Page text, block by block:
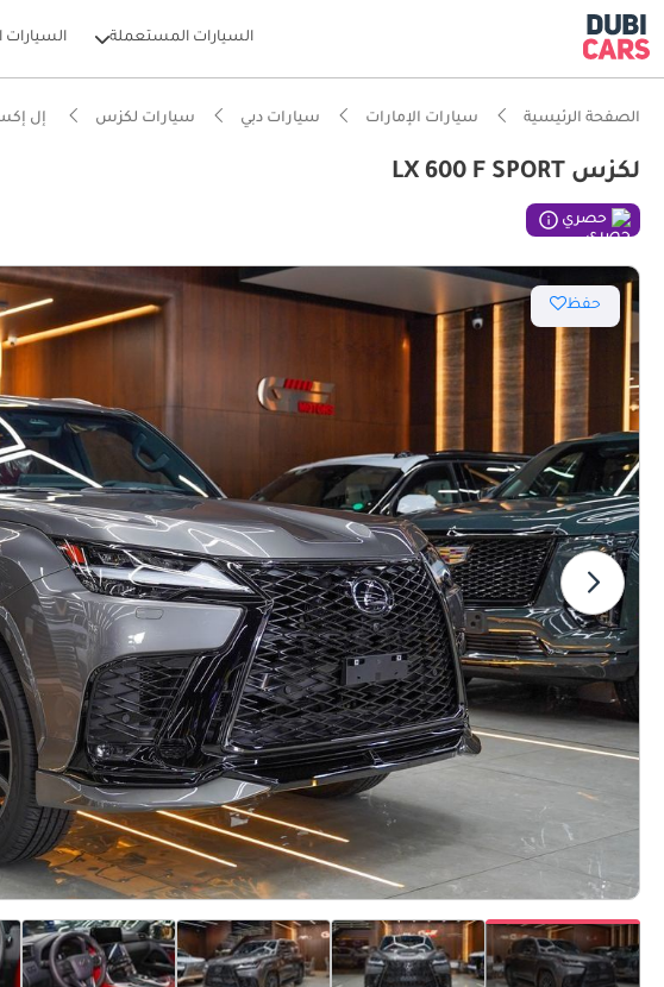
السيارات المستعملة السيارات
الصفحة الرئيسية سيارات الإمارات سيارات دبي سيارات لكزس إل
لكزس LX 600 F SPORT
حصري
حفظ